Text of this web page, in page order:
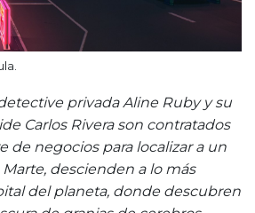
privada Aline Ruby y su
Carlos Rivera son contratados
de negocios para localizar a un
descienden a lo más
del planeta, donde descubren